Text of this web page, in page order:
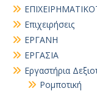
Επιχειρήσεις
ΕΡΓΑΝΗ
ΕΡΓΑΣΙΑ
Εργαστήρια
Ρομποτική